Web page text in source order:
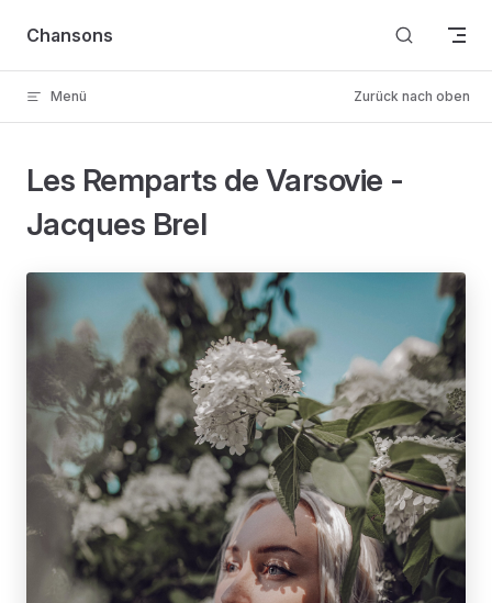
Skip to content
Chansons
Menü Zurück nach oben
Les Remparts de Varsovie -
Jacques Brel